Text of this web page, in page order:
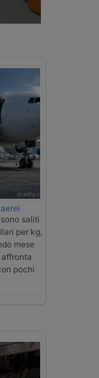
saliti
per kg,
mese
pochi